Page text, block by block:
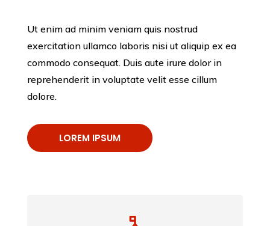
Ut enim ad minim veniam quis nostrud
exercitation ullamco laboris nisi ut aliquip ex ea
commodo consequat. Duis aute irure dolor in
reprehenderit in voluptate velit esse cillum
dolore.
LOREM IPSUM